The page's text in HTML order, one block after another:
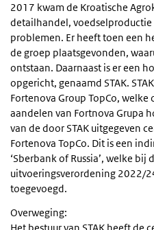
2017 kwam de Kroatische
detailhandel,
problemen. Er heeft toen een
de groep plaatsgevonden,
ontstaan. Daarnaast is er een
opgericht, genaamd STAK.
Fortenova Group TopCo,
aandelen van Fortnova Grupa
van de door STAK uitgegeven
Fortenova TopCo. Dit is een
‘Sberbank of Russia’, welke
uitvoeringsverordening 2022/
toegevoegd.
Overweging: